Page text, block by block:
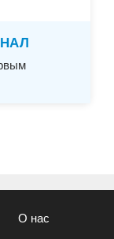
О нас